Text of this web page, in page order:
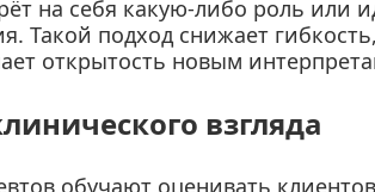
на себя какую-либо роль или
Такой подход снижает
открытость новым
взгляда
обучают оценивать